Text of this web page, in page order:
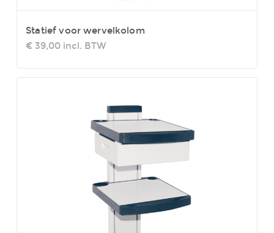
Statief voor wervelkolom
€ 39,00 incl. BTW